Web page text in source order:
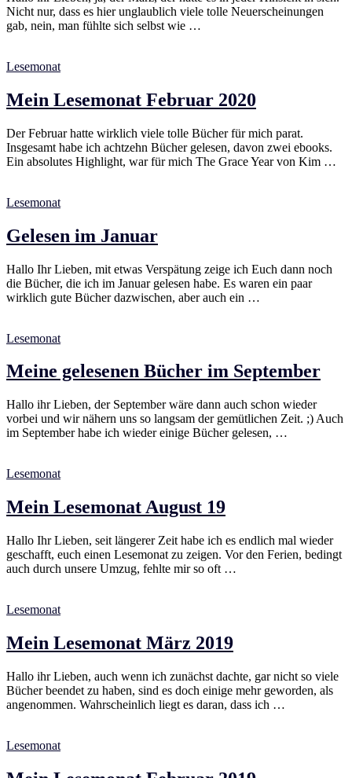
Nicht nur, dass es hier unglaublich viele tolle Neuerscheinungen
gab, nein, man fühlte sich selbst wie …
Lesemonat
Mein Lesemonat Februar 2020
Der Februar hatte wirklich viele tolle Bücher für mich parat.
Insgesamt habe ich achtzehn Bücher gelesen, davon zwei ebooks.
Ein absolutes Highlight, war für mich The Grace Year von Kim …
Lesemonat
Gelesen im Januar
Hallo Ihr Lieben, mit etwas Verspätung zeige ich Euch dann noch
die Bücher, die ich im Januar gelesen habe. Es waren ein paar
wirklich gute Bücher dazwischen, aber auch ein …
Lesemonat
Meine gelesenen Bücher im September
Hallo ihr Lieben, der September wäre dann auch schon wieder
vorbei und wir nähern uns so langsam der gemütlichen Zeit. ;) Auch
im September habe ich wieder einige Bücher gelesen, …
Lesemonat
Mein Lesemonat August 19
Hallo Ihr Lieben, seit längerer Zeit habe ich es endlich mal wieder
geschafft, euch einen Lesemonat zu zeigen. Vor den Ferien, bedingt
auch durch unsere Umzug, fehlte mir so oft …
Lesemonat
Mein Lesemonat März 2019
Hallo ihr Lieben, auch wenn ich zunächst dachte, gar nicht so viele
Bücher beendet zu haben, sind es doch einige mehr geworden, als
angenommen. Wahrscheinlich liegt es daran, dass ich …
Lesemonat